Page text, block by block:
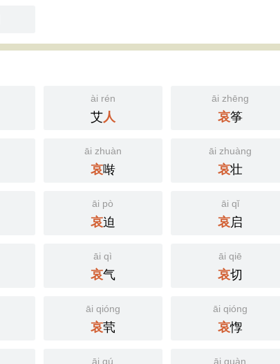
ài rén
艾人
āi zhēng
哀筝
āi zhuàn
哀啭
āi zhuàng
哀壮
āi pò
哀迫
āi qǐ
哀启
āi qì
哀气
āi qiē
哀切
āi qióng
哀茕
āi qióng
哀惸
āi qú āi quàn